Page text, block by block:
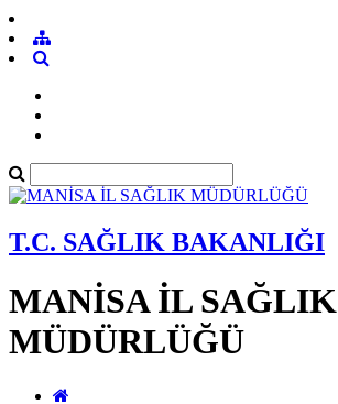
T.C. SAĞLIK BAKANLIĞI
MANİSA İL SAĞLIK
MÜDÜRLÜĞÜ